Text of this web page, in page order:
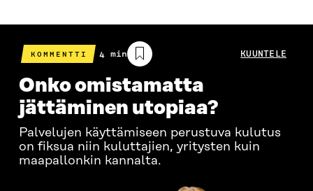
KOMMENTTI
Arvioitu
lukuaika
4 min KUUNTELE
Onko omistamatta
jättäminen utopiaa?
Palvelujen käyttämiseen perustuva kulutus
on fiksua niin kuluttajien, yritysten kuin
maapallonkin kannalta.